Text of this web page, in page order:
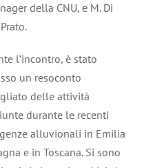
della CNU, e M. Di
l’incontro, è stato
un resoconto
delle attività
durante le recenti
alluvionali in Emilia
e in Toscana. Si sono